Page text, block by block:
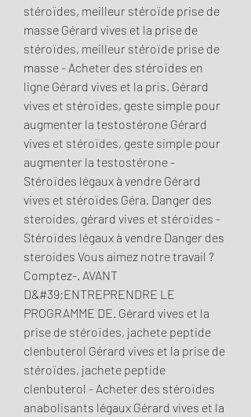
stéroïdes, meilleur stéroïde prise de
masse Gérard vives et la prise de
stéroïdes, meilleur stéroïde prise de
masse - Acheter des stéroïdes en
ligne Gérard vives et la pris. Gérard
vives et stéroïdes, geste simple pour
augmenter la testostérone Gérard
vives et stéroïdes, geste simple pour
augmenter la testostérone -
Stéroïdes légaux à vendre Gérard
vives et stéroïdes Géra. Danger des
steroides, gérard vives et stéroïdes -
Stéroïdes légaux à vendre Danger des
steroides Vous aimez notre travail ?
Comptez-. AVANT
D&#39;ENTREPRENDRE LE
PROGRAMME DE. Gérard vives et la
prise de stéroïdes, jachete peptide
clenbuterol Gérard vives et la prise de
stéroïdes, jachete peptide
clenbuterol - Acheter des stéroïdes
anabolisants légaux Gérard vives et la